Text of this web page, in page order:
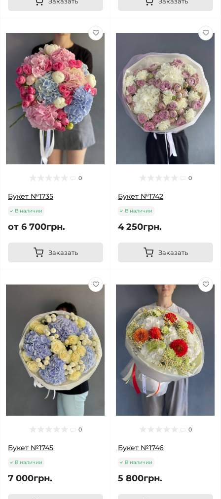
0
Букет №1735
В наличии
от 6 700грн.
Заказать
0
Букет №1742
В наличии
4 250грн.
Заказать
0
Букет №1745
В наличии
7 000грн.
0
Букет №1746
В наличии
5 800грн.